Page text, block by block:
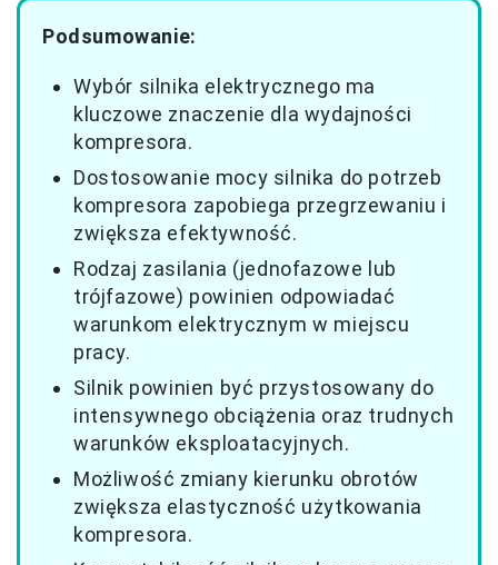
Podsumowanie:
Wybór silnika elektrycznego ma
kluczowe znaczenie dla wydajności
kompresora.
Dostosowanie mocy silnika do potrzeb
kompresora zapobiega przegrzewaniu i
zwiększa efektywność.
Rodzaj zasilania (jednofazowe lub
trójfazowe) powinien odpowiadać
warunkom elektrycznym w miejscu
pracy.
Silnik powinien być przystosowany do
intensywnego obciążenia oraz trudnych
warunków eksploatacyjnych.
Możliwość zmiany kierunku obrotów
zwiększa elastyczność użytkowania
kompresora.